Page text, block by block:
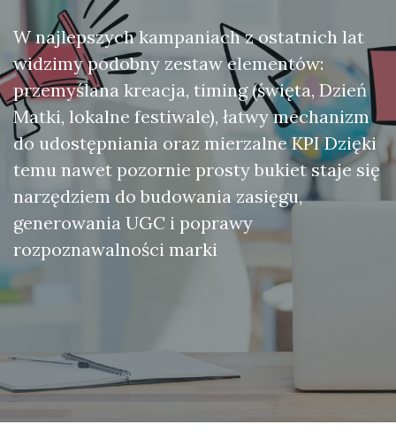
W najlepszych kampaniach z ostatnich lat
widzimy podobny zestaw elementów:
przemyślana kreacja, timing (święta, Dzień
Matki, lokalne festiwale), łatwy mechanizm
do udostępniania oraz mierzalne KPI Dzięki
temu nawet pozornie prosty bukiet staje się
narzędziem do budowania zasięgu,
generowania UGC i poprawy
rozpoznawalności marki